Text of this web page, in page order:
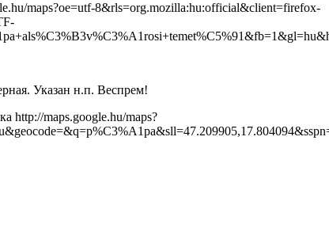
maps?oe=utf-8&rls=org.mozilla:hu:official&client=firefox-
Указан н.п. Веспрем!
http://maps.google.hu/maps?